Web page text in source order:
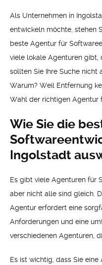
Als Unternehmen in
entwickeln möchte, stehen
beste Agentur für
viele lokale Agenturen gibt,
sollten Sie Ihre Suche nicht
Warum? Weil Entfernung
Wahl der richtigen Agentur
Wie Sie die
Ingolstadt
Es gibt viele Agenturen für
aber nicht alle sind gleich.
Agentur erfordert eine
Anforderungen und eine
verschiedenen Agenturen,
Es ist wichtig, dass Sie